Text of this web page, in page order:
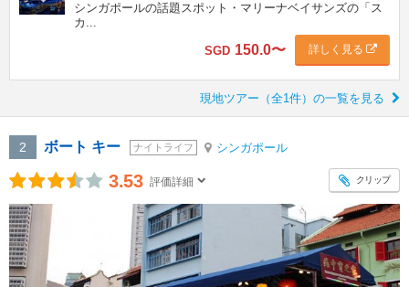
シンガポールの話題スポット・マリーナベイサンズの「ス
カ...
SGD 150.0〜 詳しく見る
現地ツアー（全1件）の一覧を見る
2 ボート キー ナイトライフ シンガポール
3.53 評価詳細 クリップ